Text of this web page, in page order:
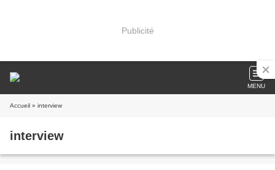
Publicité
MENU
Accueil » interview
interview